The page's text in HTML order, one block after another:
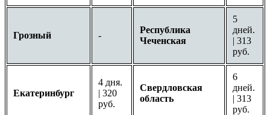
Грозный -
Республика
Чеченская
5
дней.
| 313
руб.
Екатеринбург
4 дня.
| 320
руб.
Свердловская
область
6
дней.
| 313
руб.